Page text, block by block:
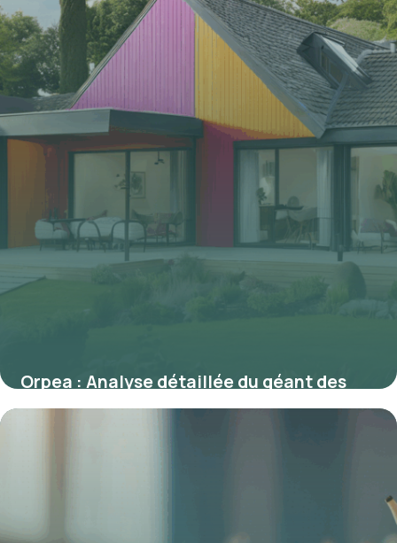
Orpea : Analyse détaillée du géant des
maisons de retraite entre succès mondial